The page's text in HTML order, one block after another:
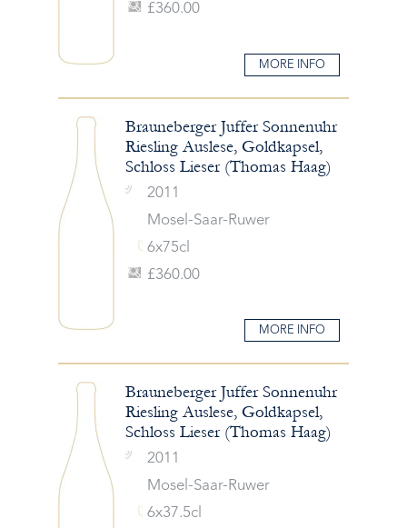
£360.00
MORE INFO
Brauneberger Juffer Sonnenuhr
Riesling Auslese, Goldkapsel,
Schloss Lieser (Thomas Haag)
2011
Mosel-Saar-Ruwer
6x75cl
£360.00
MORE INFO
Brauneberger Juffer Sonnenuhr
Riesling Auslese, Goldkapsel,
Schloss Lieser (Thomas Haag)
2011
Mosel-Saar-Ruwer
6x37.5cl